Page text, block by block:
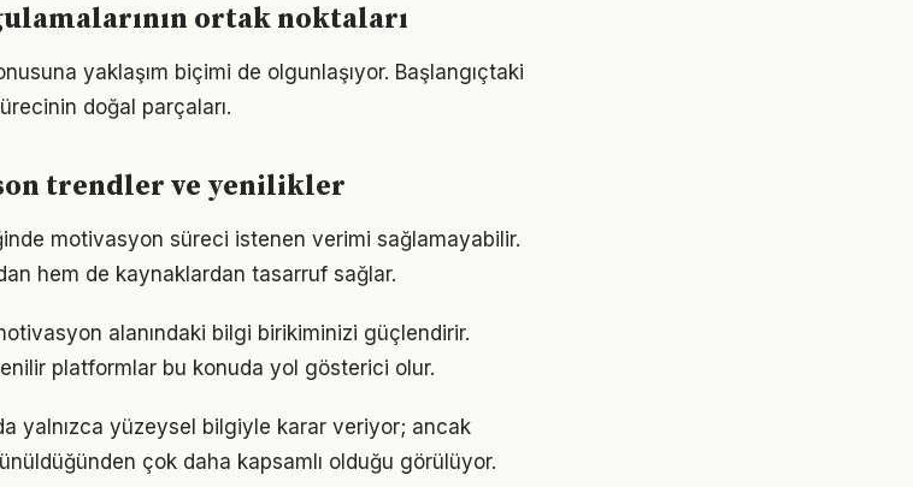
ortak noktaları
yaklaşım biçimi de olgunlaşıyor. Başlangıçtaki
doğal parçaları.
trendler ve yenilikler
motivasyon süreci istenen verimi sağlamayabilir.
hem de kaynaklardan tasarruf sağlar.
alanındaki bilgi birikiminizi güçlendirir.
platformlar bu konuda yol gösterici olur.
yalnızca yüzeysel bilgiyle karar veriyor; ancak
çok daha kapsamlı olduğu görülüyor.